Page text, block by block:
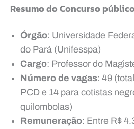
Resumo do Concurso público
Órgão: Universidade
do Pará (Unifesspa)
Cargo: Professor do
Número de vagas: 49
PCD e 14 para cotistas
quilombolas)
Remuneração: Entre R$